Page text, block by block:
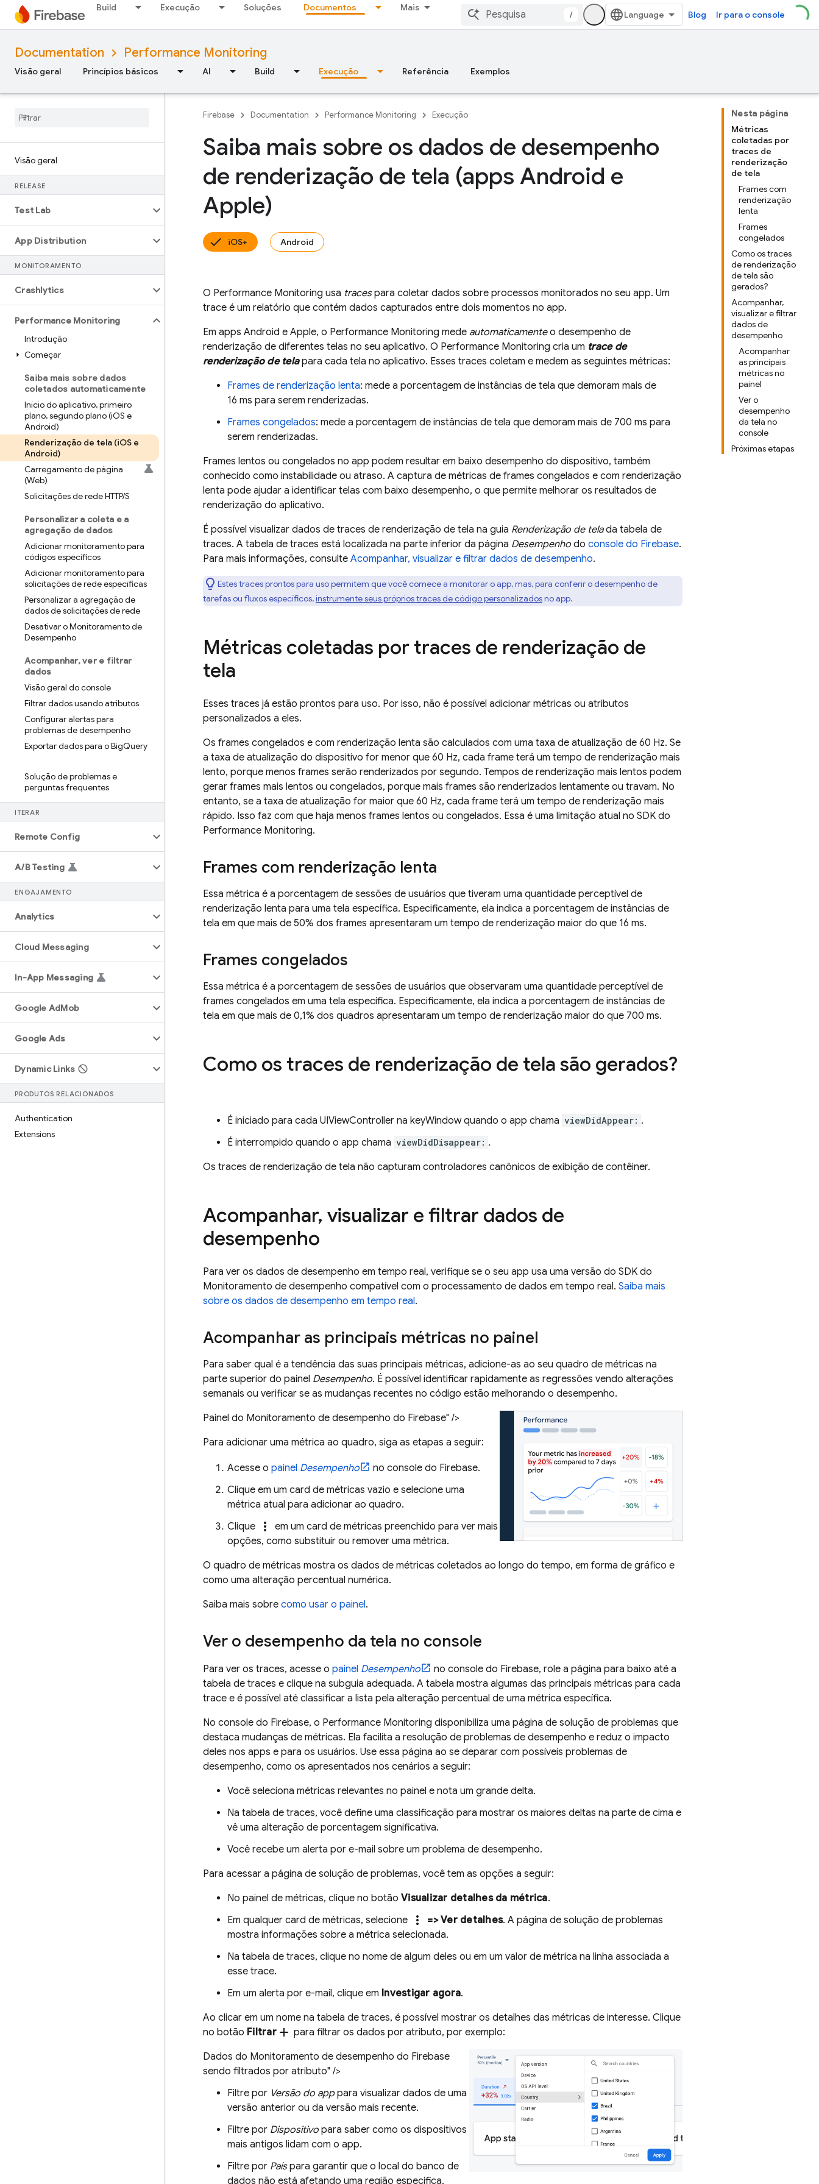
Build Execução Soluções Documentos Mais
/ Blog Ir para o console
Documentation Performance Monitoring
Visão geral Princípios básicos AI Build Execução Referência Exemplos
Visão geral
RELEASE
Test Lab
App Distribution
MONITORAMENTO
Crashlytics
Performance Monitoring
Introdução
Começar
Saiba mais sobre dados
coletados automaticamente
Início do aplicativo,primeiro
plano,segundo plano (iOS e
Android)
Renderização de tela (iOS e
Android)
Carregamento de página
(Web)
Solicitações de rede HTTP/S
Personalizar a coleta e a
agregação de dados
Adicionar monitoramento para
códigos específicos
Adicionar monitoramento para
solicitações de rede específicas
Personalizar a agregação de
dados de solicitações de rede
Desativar o Monitoramento de
Desempenho
Acompanhar,ver e filtrar
dados
Visão geral do console
Filtrar dados usando atributos
Configurar alertas para
problemas de desempenho
Exportar dados para o BigQuery
Solução de problemas e
perguntas frequentes
ITERAR
Remote Config
A/B Testing
ENGAJAMENTO
Analytics
Cloud Messaging
In-App Messaging
Google AdMob
Google Ads
Dynamic Links
PRODUTOS RELACIONADOS
Authentication
Extensions
Nesta página
Métricas
coletadas por
traces de
renderização
de tela
Frames com
renderização
lenta
Frames
congelados
Como os traces
de renderização
de tela são
gerados?
Acompanhar,
visualizar e filtrar
dados de
desempenho
Acompanhar
as principais
métricas no
painel
Ver o
desempenho
da tela no
console
Próximas etapas
Firebase Documentation Performance Monitoring Execução
Saiba mais sobre os dados de desempenho
de renderização de tela (apps Android e
Apple)
iOS+ Android
O Performance Monitoring usa tracespara coletar dados sobre processos monitorados no seu app. Um
trace é um relatório que contém dados capturados entre dois momentos no app.
Em apps Android e Apple, o Performance Monitoring mede automaticamenteo desempenho de
renderização de diferentes telas no seu aplicativo. O Performance Monitoring cria um trace de
renderização de telapara cada tela no aplicativo. Esses traces coletam e medem as seguintes métricas:
Frames de renderização lenta: mede a porcentagem de instâncias de tela que demoram mais de
16 ms para serem renderizadas.
Frames congelados: mede a porcentagem de instâncias de tela que demoram mais de 700 ms para
serem renderizadas.
Frames lentos ou congelados no app podem resultar em baixo desempenho do dispositivo, também
conhecido como instabilidade ou atraso. A captura de métricas de frames congelados e com renderização
lenta pode ajudar a identificar telas com baixo desempenho, o que permite melhorar os resultados de
renderização do aplicativo.
É possível visualizar dados de traces de renderização de tela na guia Renderização de telada tabela de
traces. A tabela de traces está localizada na parte inferior da página Desempenho do console do Firebase.
Para mais informações, consulte Acompanhar, visualizar e filtrar dados de desempenho.
Estes traces prontos para uso permitem que você comece a monitorar o app, mas, para conferir o desempenho de
tarefas ou fluxos específicos,instrumente seus próprios traces de código personalizadosno app.
Métricas coletadas por traces de renderização de
tela
Esses traces já estão prontos para uso. Por isso, não é possível adicionar métricas ou atributos
personalizados a eles.
Os frames congelados e com renderização lenta são calculados com uma taxa de atualização de 60 Hz. Se
a taxa de atualização do dispositivo for menor que 60 Hz, cada frame terá um tempo de renderização mais
lento, porque menos frames serão renderizados por segundo. Tempos de renderização mais lentos podem
gerar frames mais lentos ou congelados, porque mais frames são renderizados lentamente ou travam. No
entanto, se a taxa de atualização for maior que 60 Hz, cada frame terá um tempo de renderização mais
rápido. Isso faz com que haja menos frames lentos ou congelados. Essa é uma limitação atual no SDK do
Performance Monitoring.
Frames com renderização lenta
Essa métrica é a porcentagem de sessões de usuários que tiveram uma quantidade perceptível de
renderização lenta para uma tela específica. Especificamente, ela indica a porcentagem de instâncias de
tela em que mais de 50% dos frames apresentaram um tempo de renderização maior do que 16 ms.
Frames congelados
Essa métrica é a porcentagem de sessões de usuários que observaram uma quantidade perceptível de
frames congelados em uma tela específica. Especificamente, ela indica a porcentagem de instâncias de
tela em que mais de 0,1% dos quadros apresentaram um tempo de renderização maior do que 700 ms.
Como os traces de renderização de tela são gerados?
É iniciado para cada UIViewController na keyWindow quando o app chama viewDidAppear: .
É interrompido quando o app chama viewDidDisappear: .
Os traces de renderização de tela não capturam controladores canônicos de exibição de contêiner.
Acompanhar, visualizar e filtrar dados de
desempenho
Para ver os dados de desempenho em tempo real, verifique se o seu app usa uma versão do SDK do
Monitoramento de desempenho compatível com o processamento de dados em tempo real. Saiba mais
sobre os dados de desempenho em tempo real.
Acompanhar as principais métricas no painel
Para saber qual é a tendência das suas principais métricas, adicione-as ao seu quadro de métricas na
parte superior do painel Desempenho. É possível identificar rapidamente as regressões vendo alterações
semanais ou verificar se as mudanças recentes no código estão melhorando o desempenho.
Painel do Monitoramento de desempenho do Firebase" />
Para adicionar uma métrica ao quadro, siga as etapas a seguir:
Acesse o painel Desempenho no console do Firebase.
Clique em um card de métricas vazio e selecione uma
métrica atual para adicionar ao quadro.
Clique
more_vert
em um card de métricas preenchido para ver mais
opções, como substituir ou remover uma métrica.
O quadro de métricas mostra os dados de métricas coletados ao longo do tempo, em forma de gráfico e
como uma alteração percentual numérica.
Saiba mais sobre como usar o painel.
Ver o desempenho da tela no console
Para ver os traces, acesse o painel Desempenho no console do Firebase, role a página para baixo até a
tabela de traces e clique na subguia adequada. A tabela mostra algumas das principais métricas para cada
trace e é possível até classificar a lista pela alteração percentual de uma métrica específica.
No console do Firebase, o Performance Monitoring disponibiliza uma página de solução de problemas que
destaca mudanças de métricas. Ela facilita a resolução de problemas de desempenho e reduz o impacto
deles nos apps e para os usuários. Use essa página ao se deparar com possíveis problemas de
desempenho, como os apresentados nos cenários a seguir:
Você seleciona métricas relevantes no painel e nota um grande delta.
Na tabela de traces, você define uma classificação para mostrar os maiores deltas na parte de cima e
vê uma alteração de porcentagem significativa.
Você recebe um alerta por e-mail sobre um problema de desempenho.
Para acessar a página de solução de problemas, você tem as opções a seguir:
No painel de métricas, clique no botão Visualizar detalhes da métrica.
Em qualquer card de métricas, selecione
more_vert => Ver detalhes. A página de solução de problemas
mostra informações sobre a métrica selecionada.
Na tabela de traces, clique no nome de algum deles ou em um valor de métrica na linha associada a
esse trace.
Em um alerta por e-mail, clique em Investigar agora.
Ao clicar em um nome na tabela de traces, é possível mostrar os detalhes das métricas de interesse. Clique
no botão Filtraradd para filtrar os dados por atributo, por exemplo:
Dados do Monitoramento de desempenho do Firebase
sendo filtrados por atributo" />
Filtre por Versão do apppara visualizar dados de uma
versão anterior ou da versão mais recente.
Filtre por Dispositivo para saber como os dispositivos
mais antigos lidam com o app.
Filtre por Paíspara garantir que o local do banco de
dados não está afetando uma região específica.